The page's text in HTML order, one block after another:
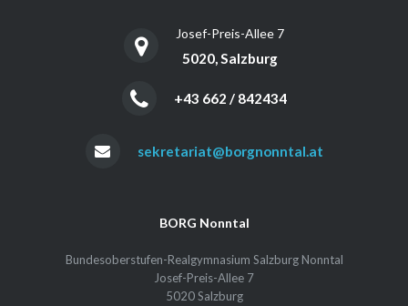
Josef-Preis-Allee 7
5020, Salzburg
+43 662 / 842434
sekretariat@borgnonntal.at
BORG Nonntal
Bundesoberstufen-Realgymnasium Salzburg Nonntal
Josef-Preis-Allee 7
5020 Salzburg